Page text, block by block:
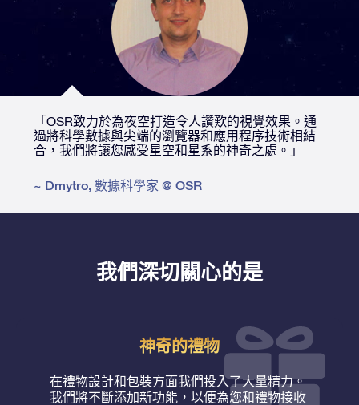
「OSR致力於為夜空打造令人讚歎的視覺效果。通
過將科學數據與尖端的瀏覽器和應用程序技術相結
合，我們將讓您感受星空和星系的神奇之處。」
~ Dmytro, 數據科學家 @ OSR
我們深切關心的是
神奇的禮物
在禮物設計和包裝方面我們投入了大量精力。
我們將不斷添加新功能，以便為您和禮物接收